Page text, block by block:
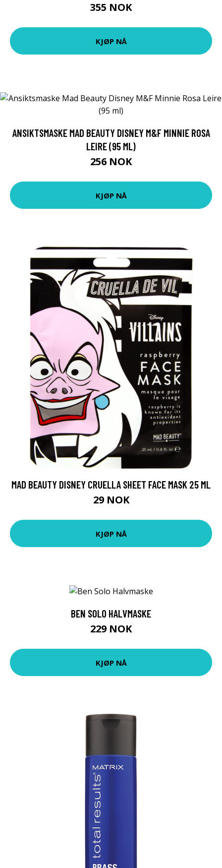
355 NOK
KJØP NÅ
ANSIKTSMASKE MAD BEAUTY DISNEY M&F MINNIE ROSA
LEIRE (95 ML)
256 NOK
KJØP NÅ
MAD BEAUTY DISNEY CRUELLA SHEET FACE MASK 25 ML
29 NOK
KJØP NÅ
BEN SOLO HALVMASKE
229 NOK
KJØP NÅ